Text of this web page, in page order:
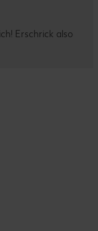
Erschrick also